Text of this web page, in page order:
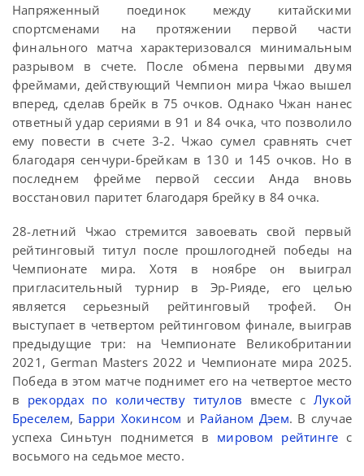
Напряженный поединок между китайскими
спортсменами на протяжении первой части
финального матча характеризовался минимальным
разрывом в счете. После обмена первыми двумя
фреймами, действующий Чемпион мира Чжао вышел
вперед, сделав брейк в 75 очков. Однако Чжан нанес
ответный удар сериями в 91 и 84 очка, что позволило
ему повести в счете 3-2. Чжао сумел сравнять счет
благодаря сенчури-брейкам в 130 и 145 очков. Но в
последнем фрейме первой сессии Анда вновь
восстановил паритет благодаря брейку в 84 очка.
28-летний Чжао стремится завоевать свой первый
рейтинговый титул после прошлогодней победы на
Чемпионате мира. Хотя в ноябре он выиграл
пригласительный турнир в Эр-Рияде, его целью
является серьезный рейтинговый трофей. Он
выступает в четвертом рейтинговом финале, выиграв
предыдущие три: на Чемпионате Великобритании
2021, German Masters 2022 и Чемпионате мира 2025.
Победа в этом матче поднимет его на четвертое место
в рекордах по количеству титулов вместе с Лукой
Бреселем, Барри Хокинсом и Райаном Дэем. В случае
успеха Синьтун поднимется в мировом рейтинге с
восьмого на седьмое место.